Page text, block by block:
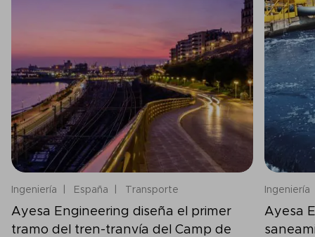
Ingeniería España Transporte
Ayesa Engineering diseña el primer
tramo del tren-tranvía del Camp de
Ingeniería
Ayesa